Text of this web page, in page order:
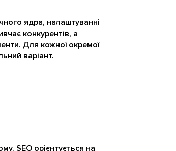
ядра, налаштуванні
конкурентів, а
Для кожної окремої
варіант.
SEO орієнтується на